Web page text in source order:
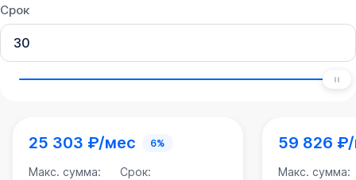
Срок
25 303 ₽/мес 6%
Макс. сумма: Срок:
59 826
Макс. сумма: